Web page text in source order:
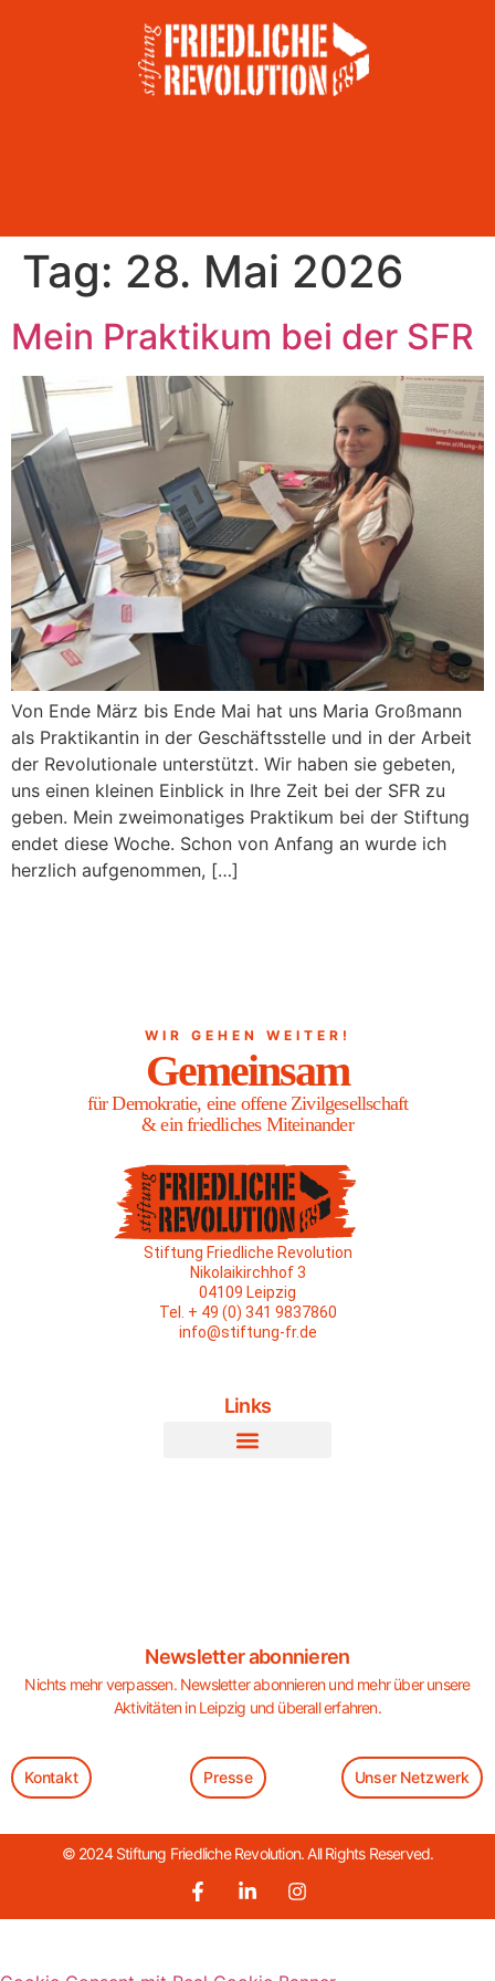
Tag: 28. Mai 2026
Mein Praktikum bei der SFR
Von Ende März bis Ende Mai hat uns Maria Großmann
als Praktikantin in der Geschäftsstelle und in der Arbeit
der Revolutionale unterstützt. Wir haben sie gebeten,
uns einen kleinen Einblick in Ihre Zeit bei der SFR zu
geben. Mein zweimonatiges Praktikum bei der Stiftung
endet diese Woche. Schon von Anfang an wurde ich
herzlich aufgenommen, […]
WIR GEHEN WEITER!
Gemeinsam
für Demokratie, eine offene Zivilgesellschaft
& ein friedliches Miteinander
Stiftung Friedliche Revolution
Nikolaikirchhof 3
04109 Leipzig
Tel. + 49 (0) 341 9837860
info@stiftung-fr.de
Links
Newsletter abonnieren
Nichts mehr verpassen. Newsletter abonnieren und mehr über unsere
Aktivitäten in Leipzig und überall erfahren.
Kontakt Presse Unser Netzwerk
© 2024 Stiftung Friedliche Revolution. All Rights Reserved.